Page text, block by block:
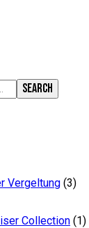
SEARCH
Vergeltung (3)
Collection (1)